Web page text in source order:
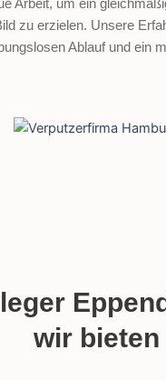
Arbeit, um ein
zu erzielen. Unsere
Ablauf und ein
wir bieten